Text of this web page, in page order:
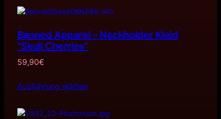
Banned Apparel – Neckholder Kleid
“Skull Cherries”
59,90€
Ausführung wählen